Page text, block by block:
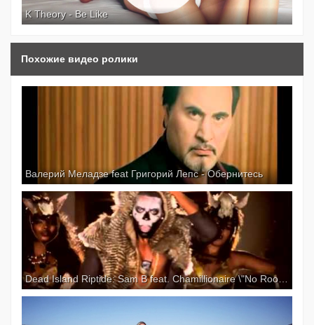
K Theory - Be Like
Похожие видео ролики
Валерий Меладзе feat Григорий Лепс - Обернитесь